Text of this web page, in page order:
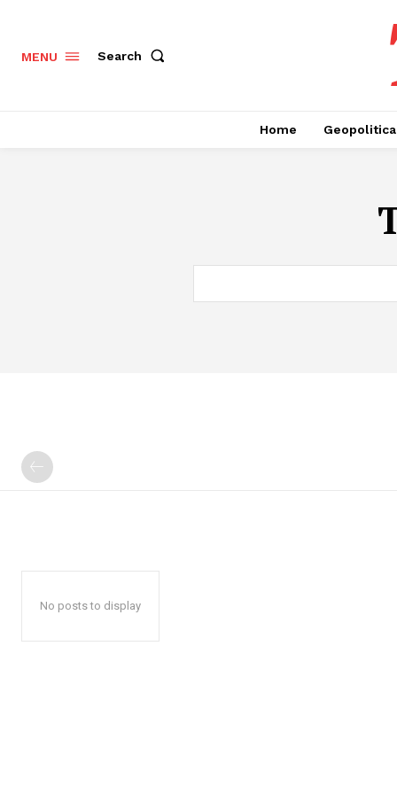
MENU Search
Home Geopolitica
No posts to display